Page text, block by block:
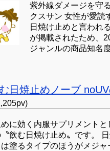
紫外線ダメージを守
クスサン 女性が愛読
日焼け止めと言われ
が掲載されたため、
ジャンルの商品知名
日焼止めノーブ
めに効く内服サプリメントと
〝飲む日焼け止め〟です。
塗るタイプのほうがメジ